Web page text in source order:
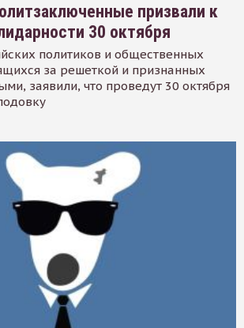
призвали к
30 октября
политиков и общественных
за решеткой и признанных
заявили, что проведут 30 октября